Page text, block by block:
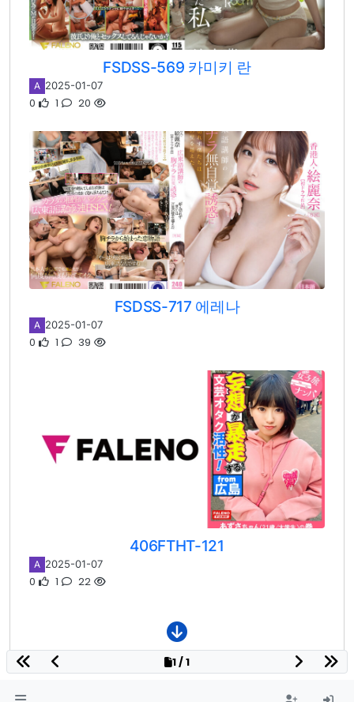
FSDSS-569 카미키 란
A 2025-01-07
0 1 20
FSDSS-717 에레나
A 2025-01-07
0 1 39
406FTHT-121
A 2025-01-07
0 1 22
1 / 1